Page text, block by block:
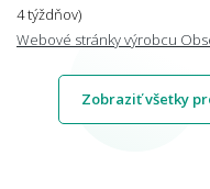
4 týždňov)
Webové stránky výrobcu
Zobraziť všetky